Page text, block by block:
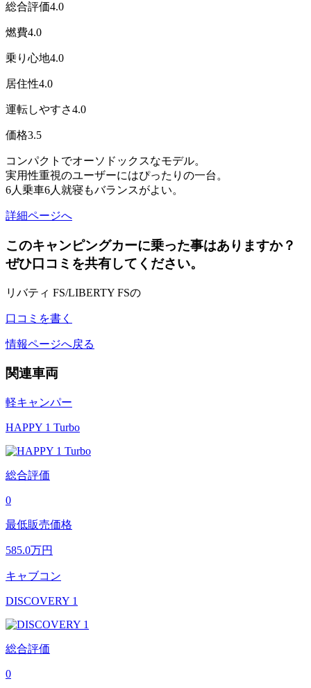
総合評価4.0
燃費4.0
乗り心地4.0
居住性4.0
運転しやすさ4.0
価格3.5
コンパクトでオーソドックスなモデル。
実用性重視のユーザーにはぴったりの一台。
6人乗車6人就寝もバランスがよい。
詳細ページへ
このキャンピングカーに乗った事はありますか？
ぜひ口コミを共有してください。
リバティ FS/LIBERTY FSの
口コミを書く
情報ページへ戻る
関連車両
軽キャンパー
HAPPY 1 Turbo
総合評価
0
最低販売価格
585.0万円
キャブコン
DISCOVERY 1
総合評価
0